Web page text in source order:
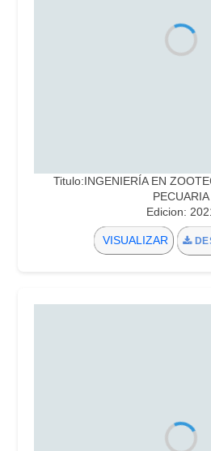
Titulo:INGENIERÍA EN
PECUARIA
Edicion:
VISUALIZAR